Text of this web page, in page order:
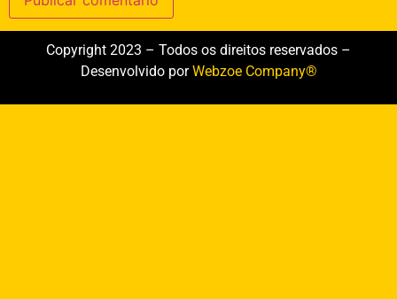
Copyright 2023 – Todos os direitos reservados –
Desenvolvido porWebzoe Company®